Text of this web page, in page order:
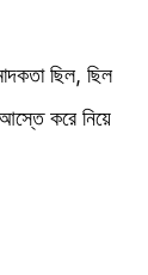
ছিল, ছিল
আস্তে করে নিয়ে